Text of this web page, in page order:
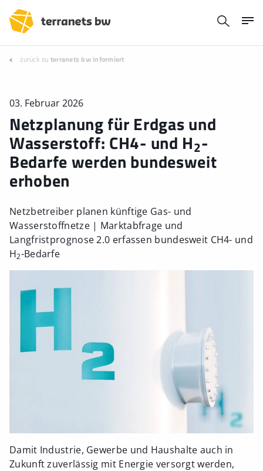
zurück zu terranets bw informiert
03. Februar 2026
Netzplanung für Erdgas und
Wasserstoff: CH4- und H2-
Bedarfe werden bundesweit
erhoben
Netzbetreiber planen künftige Gas- und
Wasserstoffnetze | Marktabfrage und
Langfristprognose 2.0 erfassen bundesweit CH4- und
H2-Bedarfe
Damit Industrie, Gewerbe und Haushalte auch in
Zukunft zuverlässig mit Energie versorgt werden,